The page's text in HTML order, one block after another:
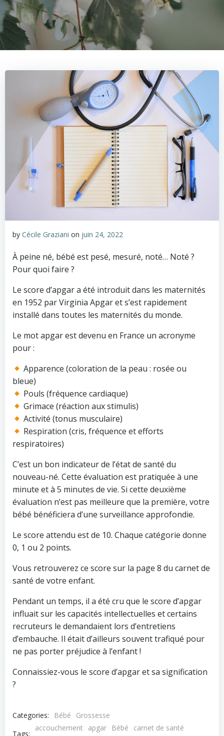
by Cécile Graziani on juin 24, 2022
À peine né, bébé est pesé, mesuré, noté… Noté ?
Pour quoi faire ?
Le score d’apgar a été introduit dans les maternités
en 1952 par Virginia Apgar et s’est rapidement
installé dans toutes les maternités du monde.
Le mot apgar est devenu en France un acronyme
pour :
Apparence (coloration de la peau : rosée ou
bleue)
Pouls (fréquence cardiaque)
Grimace (réaction aux stimulis)
Activité (tonus musculaire)
Respiration (cris, fréquence et efforts
respiratoires)
C’est un bon indicateur de l’état de santé du
nouveau-né. Cette évaluation est pratiquée à une
minute et à 5 minutes de vie. Si cette deuxième
évaluation n’est pas meilleure que la première, votre
bébé bénéficiera d’une surveillance approfondie.
Le score attendu est de 10. Chaque catégorie donne
0, 1 ou 2 points.
Vous retrouverez ce score sur la page 8 du carnet de
santé de votre enfant.
Pendant un temps, il a été cru que le score d’apgar
influait sur les capacités intellectuelles et certains
recruteurs le demandaient lors d’entretiens
d’embauche. Il était d’ailleurs souvent trafiqué pour
ne pas porter préjudice à l’enfant !
Connaissiez-vous le score d’apgar et sa signification
?
Categories: Bébé
Grossesse
Tags:
accouchement apgar Bébé
carnet de santé